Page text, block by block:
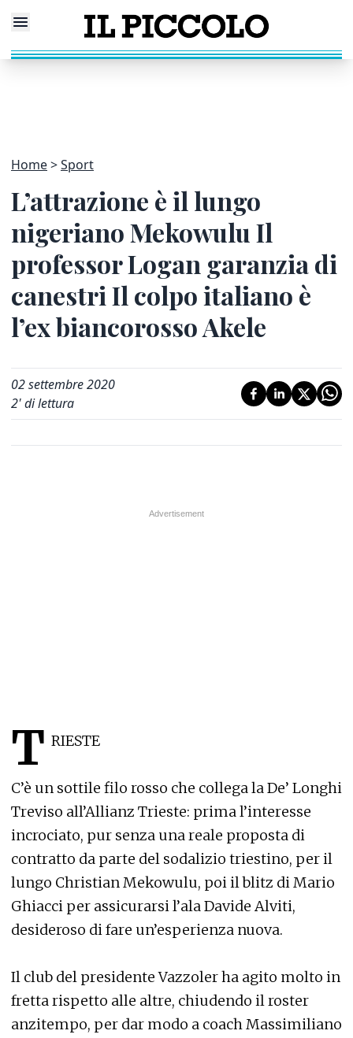
Home Sport
L’attrazione è il lungo
nigeriano Mekowulu Il
professor Logan garanzia di
canestri Il colpo italiano è
l’ex biancorosso Akele
02 settembre 2020
2' di lettura
T RIESTE
C’è un sottile filo rosso che collega la De’ Longhi
Treviso all’Allianz Trieste: prima l’interesse
incrociato, pur senza una reale proposta di
contratto da parte del sodalizio triestino, per il
lungo Christian Mekowulu, poi il blitz di Mario
Ghiacci per assicurarsi l’ala Davide Alviti,
desideroso di fare un’esperienza nuova.
Il club del presidente Vazzoler ha agito molto in
fretta rispetto alle altre, chiudendo il roster
anzitempo, per dar modo a coach Massimiliano